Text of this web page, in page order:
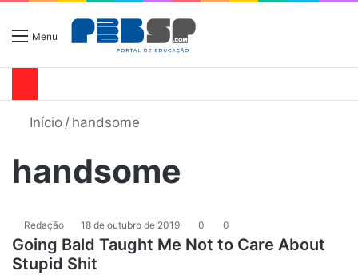
Menu
Início / handsome
handsome
Redação 18 de outubro de 2019 0 0
Going Bald Taught Me Not to Care About
Stupid Shit